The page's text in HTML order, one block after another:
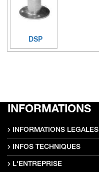
DSP
INFORMATIONS
INFORMATIONS LEGALES
INFOS TECHNIQUES
L'ENTREPRISE